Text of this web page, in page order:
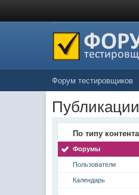
Форум тестировщиков
По типу контента
Форумы
Пользователи
Календарь